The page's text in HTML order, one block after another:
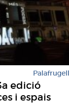
Palafrugell
edició
i espais